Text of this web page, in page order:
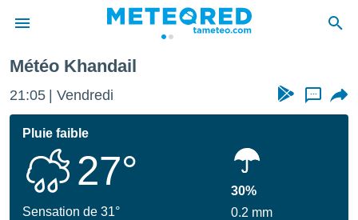
de
par
Météo Khandail
21:05 Vendredi ...
Pluie faible
27°
Sensation de 31°
30%
0.2 mm